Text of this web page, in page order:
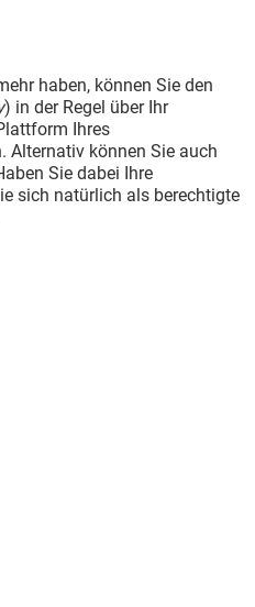
haben, können Sie den
) in der Regel über Ihr
Ihres
Alternativ können Sie auch
Sie dabei Ihre
sich natürlich als berechtigte